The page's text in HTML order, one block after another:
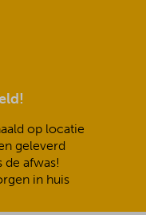
op locatie
geleverd
de afwas!
in huis